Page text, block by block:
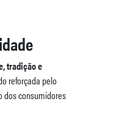
tradição e
reforçada pelo
dos consumidores